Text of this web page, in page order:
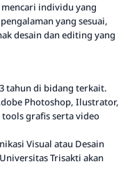
individu yang
yang sesuai,
desain dan editing yang
tahun di bidang terkait.
Photoshop, Ilustrator,
grafis serta video
Visual atau Desain
Trisakti akan